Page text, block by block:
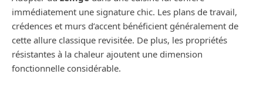
immédiatement une signature chic. Les plans de travail,
crédences et murs d’accent bénéficient généralement de
cette allure classique revisitée. De plus, les propriétés
résistantes à la chaleur ajoutent une dimension
fonctionnelle considérable.